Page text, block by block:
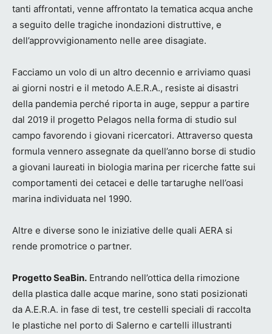
tanti affrontati, venne affrontato la tematica acqua anche
a seguito delle tragiche inondazioni distruttive, e
dell’approvvigionamento nelle aree disagiate.
Facciamo un volo di un altro decennio e arriviamo quasi
ai giorni nostri e il metodo A.E.R.A., resiste ai disastri
della pandemia perché riporta in auge, seppur a partire
dal 2019 il progetto Pelagos nella forma di studio sul
campo favorendo i giovani ricercatori. Attraverso questa
formula vennero assegnate da quell’anno borse di studio
a giovani laureati in biologia marina per ricerche fatte sui
comportamenti dei cetacei e delle tartarughe nell’oasi
marina individuata nel 1990.
Altre e diverse sono le iniziative delle quali AERA si
rende promotrice o partner.
Progetto SeaBin. Entrando nell’ottica della rimozione
della plastica dalle acque marine, sono stati posizionati
da A.E.R.A. in fase di test, tre cestelli speciali di raccolta
le plastiche nel porto di Salerno e cartelli illustranti